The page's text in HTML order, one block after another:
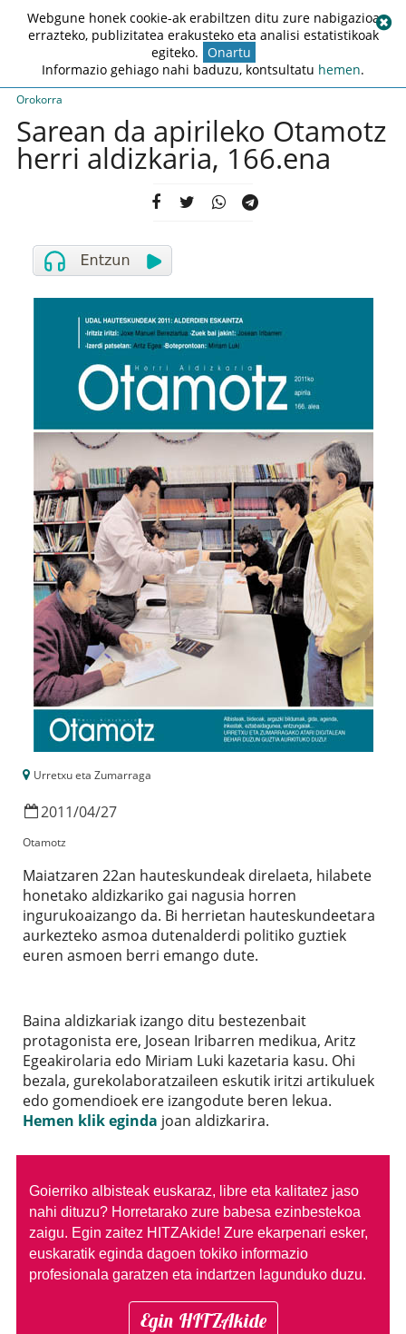
Orokorra
Sarean da apirileko Otamotz
herri aldizkaria, 166.ena
Urretxu eta Zumarraga
2011/04/27
Otamotz
Maiatzaren 22an hauteskundeak direlaeta, hilabete
honetako aldizkariko gai nagusia horren
ingurukoaizango da. Bi herrietan hauteskundeetara
aurkezteko asmoa dutenalderdi politiko guztiek
euren asmoen berri emango dute.
Baina aldizkariak izango ditu bestezenbait
protagonista ere, Josean Iribarren medikua, Aritz
Egeakirolaria edo Miriam Luki kazetaria kasu. Ohi
bezala, gurekolaboratzaileen eskutik iritzi artikuluek
edo gomendioek ere izangodute beren lekua.
Hemen klik eginda joan aldizkarira.
Goierriko albisteak euskaraz, libre eta kalitatez jaso
nahi dituzu? Horretarako zure babesa ezinbestekoa
zaigu. Egin zaitez HITZAkide! Zure ekarpenari esker,
euskaratik eginda dagoen tokiko informazio
profesionala garatzen eta indartzen lagunduko duzu.
Egin HITZAkide
Webgune honek cookie-ak erabiltzen ditu zure nabigazioa
errazteko, publizitatea erakusteko eta analisi estatistikoak
egiteko. Onartu
Informazio gehiago nahi baduzu, kontsultatu hemen.